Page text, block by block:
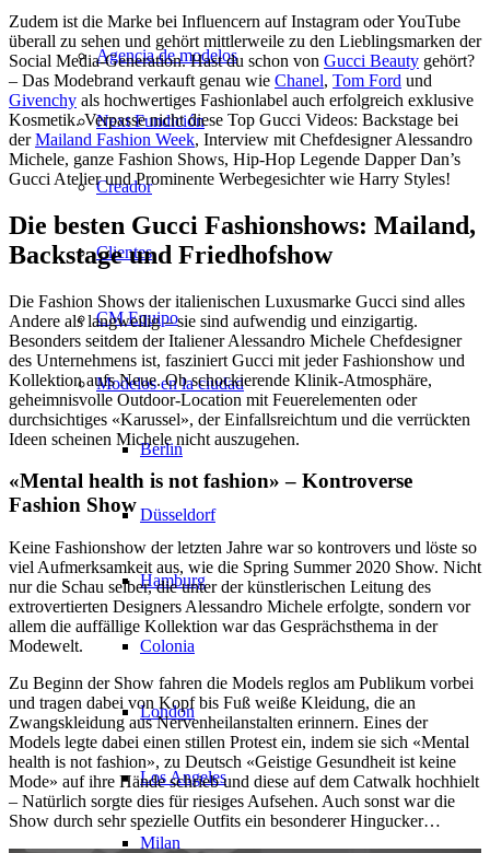
Agencia de modelos
Next Fundición
Creador
Clientes
CM Equipo
Modelos en la ciudad
Berlin
Düsseldorf
Hamburg
Colonia
London
Los Angeles
Milan
Zudem ist die Marke bei Influencern auf Instagram oder YouTube
überall zu sehen und gehört mittlerweile zu den Lieblingsmarken der
Social Media-Generation. Hast du schon von Gucci Beauty gehört?
– Das Modebrand verkauft genau wie Chanel, Tom Ford und
Givenchy als hochwertiges Fashionlabel auch erfolgreich exklusive
Kosmetik. Verpasse nicht diese Top Gucci Videos: Backstage bei
derMailand Fashion Week, Interview mit Chefdesigner Alessandro
Michele, ganze Fashion Shows, Hip-Hop Legende Dapper Dan’s
Gucci Atelier und Prominente Werbegesichter wie Harry Styles!
Die besten Gucci Fashionshows: Mailand,
Backstage und Friedhofshow
Die Fashion Shows der italienischen Luxusmarke Gucci sind alles
Andere als langweilig – sie sind aufwendig und einzigartig.
Besonders seitdem der Italiener Alessandro Michele Chefdesigner
des Unternehmens ist, fasziniert Gucci mit jeder Fashionshow und
Kollektion aufs Neue. Ob schockierende Klinik-Atmosphäre,
geheimnisvolle Outdoor-Location mit Feuerelementen oder
durchsichtiges «Karussel», der Einfallsreichtum und die verrückten
Ideen scheinen Michele nicht auszugehen.
«Mental health is not fashion» – Kontroverse
Fashion Show
Keine Fashionshow der letzten Jahre war so kontrovers und löste so
viel Aufmerksamkeit aus, wie die Spring Summer 2020 Show. Nicht
nur die Schau selber, die unter der künstlerischen Leitung des
extrovertierten Designers Alessandro Michele erfolgte, sondern vor
allem die auffällige Kollektion war das Gesprächsthema in der
Modewelt.
Zu Beginn der Show fahren die Models reglos am Publikum vorbei
und tragen dabei von Kopf bis Fuß weiße Kleidung, die an
Zwangskleidung aus Nervenheilanstalten erinnern. Eines der
Models legte dabei einen stillen Protest ein, indem sie sich «Mental
health is not fashion», zu Deutsch «Geistige Gesundheit ist keine
Mode» auf ihre Hände schrieb und diese auf dem Catwalk hochhielt
– Natürlich sorgte dies für riesiges Aufsehen. Auch sonst war die
Show durch sehr spezielle Outfits ein besonderer Hingucker…